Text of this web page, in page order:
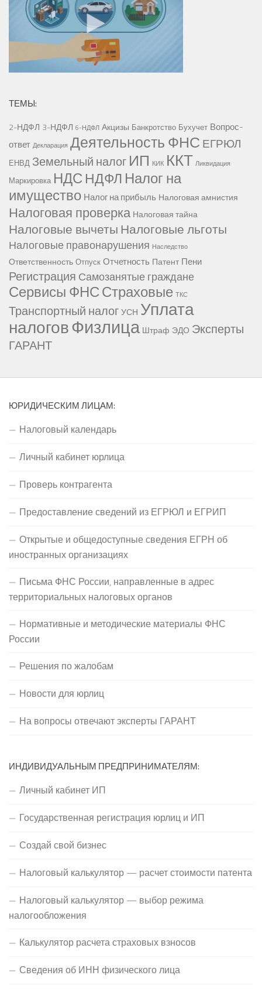
ТЕМЫ:
2-НДФЛ 3-НДФЛ 6-НДФЛ Акцизы Банкротство Бухучет Вопрос-
ответ Декларация Деятельность ФНС ЕГРЮЛ
ЕНВД Земельный налог ИП КИК ККТ Ликвидация
Маркировка НДС НДФЛ Налог на
имущество Налог на прибыль Налоговая амнистия
Налоговая проверка Налоговая тайна
Налоговые вычетыНалоговые льготы
Налоговые правонарушения Наследство
Ответственность Отпуск Отчетность Патент Пени
Регистрация Самозанятые граждане
Сервисы ФНССтраховые ТКС
Транспортный налогУСН Уплата
налоговФизлица Штраф ЭДО Эксперты
ГАРАНТ
ЮРИДИЧЕСКИМ ЛИЦАМ:
Налоговый календарь
Личный кабинет юрлица
Проверь контрагента
Предоставление сведений из ЕГРЮЛ и ЕГРИП
Открытые и общедоступные сведения ЕГРН об
иностранных организациях
Письма ФНС России, направленные в адрес
территориальных налоговых органов
Нормативные и методические материалы ФНС
России
Решения по жалобам
Новости для юрлиц
На вопросы отвечают эксперты ГАРАНТ
ИНДИВИДУАЛЬНЫМ ПРЕДПРИНИМАТЕЛЯМ:
Личный кабинет ИП
Государственная регистрация юрлиц и ИП
Создай свой бизнес
Налоговый калькулятор — расчет стоимости патента
Налоговый калькулятор — выбор режима
налогообложения
Калькулятор расчета страховых взносов
Сведения об ИНН физического лица